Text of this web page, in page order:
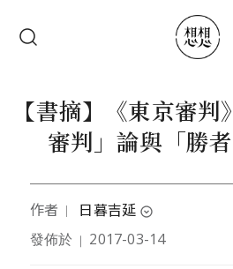
【書摘】《東京審
審判」論與「勝
作者 ｜ 日暮吉延 expand_circle_down
1962年生於東京。1993年立教大
發佈於 ｜ 2017-03-14